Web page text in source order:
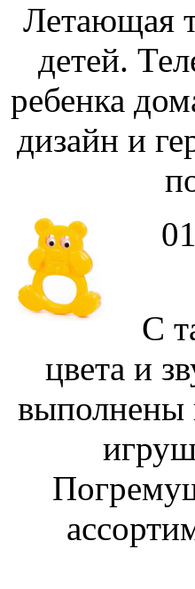
Летающая
детей.
ребенка
дизайн и
С
цвета и
выполнены